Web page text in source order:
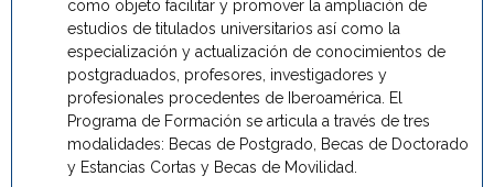
como objeto facilitar y promover la ampliación de
estudios de titulados universitarios así como la
especialización y actualización de conocimientos de
postgraduados, profesores, investigadores y
profesionales procedentes de Iberoamérica. El
Programa de Formación se articula a través de tres
modalidades: Becas de Postgrado, Becas de Doctorado
y Estancias Cortas y Becas de Movilidad.